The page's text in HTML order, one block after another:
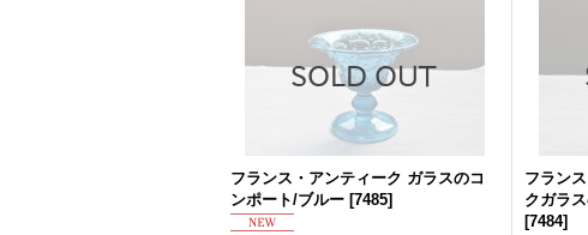
フランス・アンティーク ガラスのコ
ンポート/ブルー [7485]
フラン
クガラ
[7484]